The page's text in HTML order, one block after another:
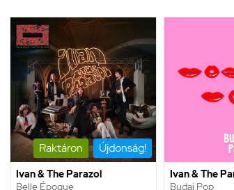
Raktáron Újdonság!
Ivan & The Parazol
Belle Époque
Ivan & The
Budai Pop